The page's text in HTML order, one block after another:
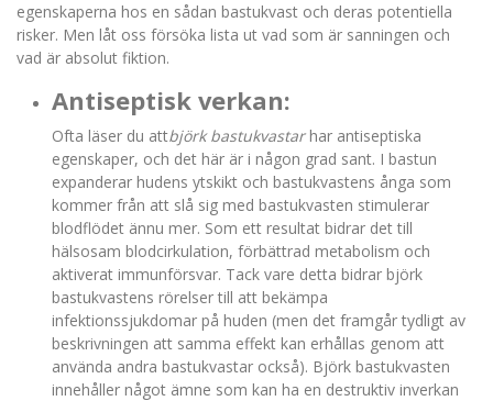
egenskaperna hos en sådan bastukvast och deras potentiella
risker. Men låt oss försöka lista ut vad som är sanningen och
vad är absolut fiktion.
Antiseptisk verkan:
Ofta läser du attbjörk bastukvastarhar antiseptiska
egenskaper, och det här är i någon grad sant. I bastun
expanderar hudens ytskikt och bastukvastens ånga som
kommer från att slå sig med bastukvasten stimulerar
blodflödet ännu mer. Som ett resultat bidrar det till
hälsosam blodcirkulation, förbättrad metabolism och
aktiverat immunförsvar. Tack vare detta bidrar björk
bastukvastens rörelser till att bekämpa
infektionssjukdomar på huden (men det framgår tydligt av
beskrivningen att samma effekt kan erhållas genom att
använda andra bastukvastar också). Björk bastukvasten
innehåller något ämne som kan ha en destruktiv inverkan